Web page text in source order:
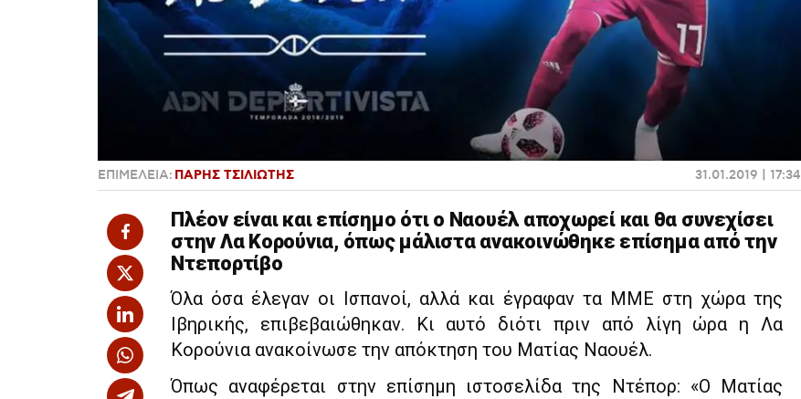
ΕΠΙΜΕΛΕΙΑ: ΠΑΡΗΣ ΤΣΙΛΙΩΤΗΣ 31.01.2019 | 17:34
Πλέον είναι και επίσημο ότι ο Ναουέλ αποχωρεί και θα συνεχίσει
στην Λα Κορούνια, όπως μάλιστα ανακοινώθηκε επίσημα από την
Ντεπορτίβο
Όλα όσα έλεγαν οι Ισπανοί, αλλά και έγραφαν τα ΜΜΕ στη χώρα της
Ιβηρικής, επιβεβαιώθηκαν. Κι αυτό διότι πριν από λίγη ώρα η Λα
Κορούνια ανακοίνωσε την απόκτηση του Ματίας Ναουέλ.
Όπως αναφέρεται στην επίσημη ιστοσελίδα της Ντέπορ: «Ο Ματίας